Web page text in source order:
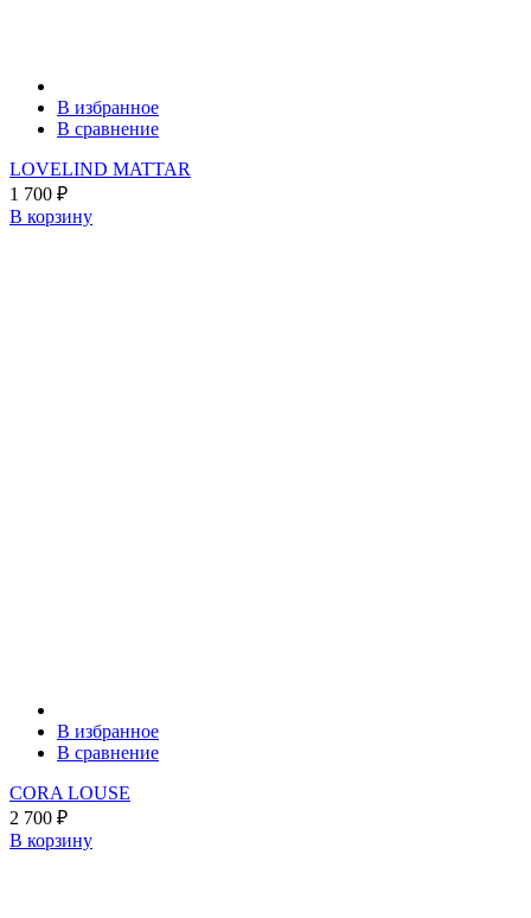
В избранное
В сравнение
LOVELIND MATTAR
1 700 ₽
В корзину
В избранное
В сравнение
CORA LOUSE
2 700 ₽
В корзину